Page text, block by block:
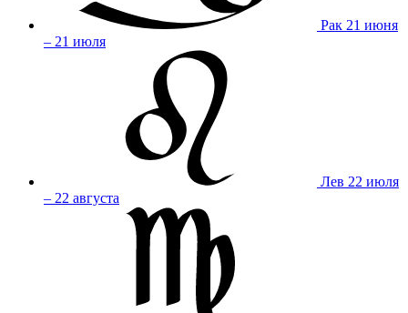
Рак 21 июня
– 21 июля
Лев 22 июля
– 22 августа